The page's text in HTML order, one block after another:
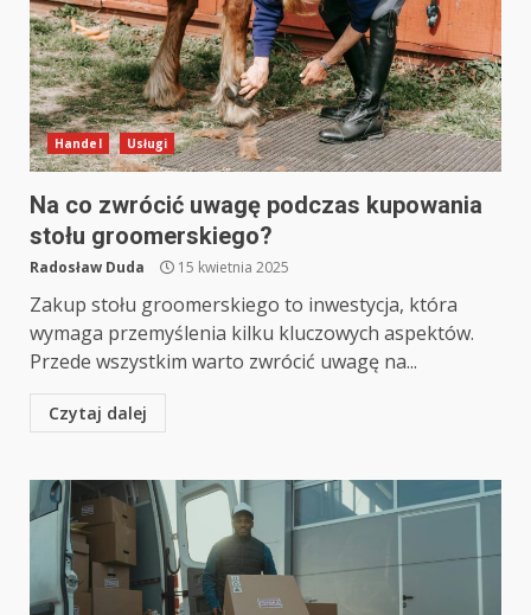
Handel Usługi
Na co zwrócić uwagę podczas kupowania
stołu groomerskiego?
Radosław Duda 15 kwietnia 2025
Zakup stołu groomerskiego to inwestycja, która
wymaga przemyślenia kilku kluczowych aspektów.
Przede wszystkim warto zwrócić uwagę na...
Czytaj dalej